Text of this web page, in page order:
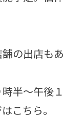
の出店も
半～午後
こちら。